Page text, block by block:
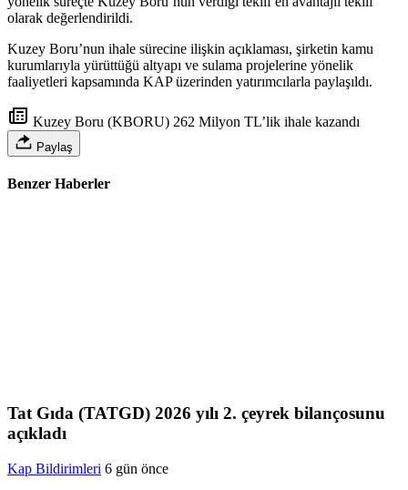
olarak değerlendirildi.
Kuzey Boru’nun ihale sürecine ilişkin açıklaması, şirketin kamu
kurumlarıyla yürüttüğü altyapı ve sulama projelerine yönelik
faaliyetleri kapsamında KAP üzerinden yatırımcılarla paylaşıldı.
Kuzey Boru (KBORU) 262 Milyon TL’lik ihale kazandı
Paylaş
Benzer Haberler
Tat Gıda (TATGD) 2026 yılı 2. çeyrek bilançosunu
açıkladı
Kap Bildirimleri 6 gün önce